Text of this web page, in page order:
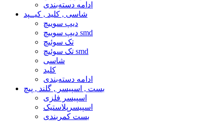
ادامه دسته‌بندی
شاسی , کلید , کیــپد
دیپ سوییچ
دیپ سوییچ smd
تک سوئیچ
تک سوئیچ smd
شاسی
کلید
ادامه دسته‌بندی
بست , اسپیسر , گلند , پیچ
اسپیسر فلزی
اسپیسرپلاستیک
بست کمربندی